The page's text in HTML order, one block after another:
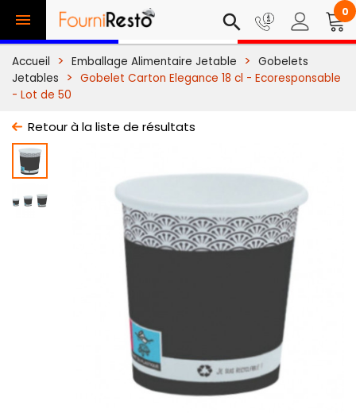
 search 0
Accueil Emballage Alimentaire Jetable
Gobelets
Jetables
Gobelet Carton Elegance 18 cl - Ecoresponsable
- Lot de 50
Retour à la liste de résultats